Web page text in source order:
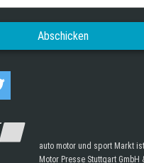
auto motor und sport Markt
Motor Presse Stuttgart GmbH